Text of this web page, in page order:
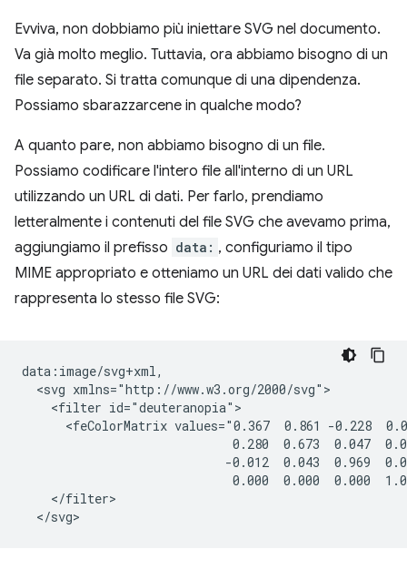
Evviva, non dobbiamo più iniettare SVG nel documento.
Va già molto meglio. Tuttavia, ora abbiamo bisogno di un
file separato. Si tratta comunque di una dipendenza.
Possiamo sbarazzarcene in qualche modo?
A quanto pare, non abbiamo bisogno di un file.
Possiamo codificare l'intero file all'interno di un URL
utilizzando un URL di dati. Per farlo, prendiamo
letteralmente i contenuti del file SVG che avevamo prima,
aggiungiamo il prefisso data: , configuriamo il tipo
MIME appropriato e otteniamo un URL dei dati valido che
rappresenta lo stesso file SVG:
data:image/svg+xml,
  <svg xmlns="http://www.w3.org/2000/svg">
    <filter id="deuteranopia">
<feColorMatrix values="0.367  0.861 -0.228
0.280  0.673  0.047
-0.012  0.043  0.969
0.000  0.000  0.000
    </filter>